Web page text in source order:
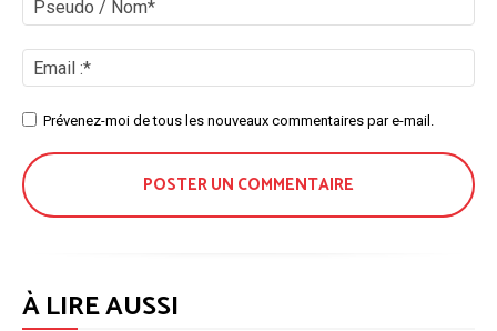
/
:*
SitePrévenez-moi de tous les nouveaux commentaires par e-mail.
À LIRE AUSSI